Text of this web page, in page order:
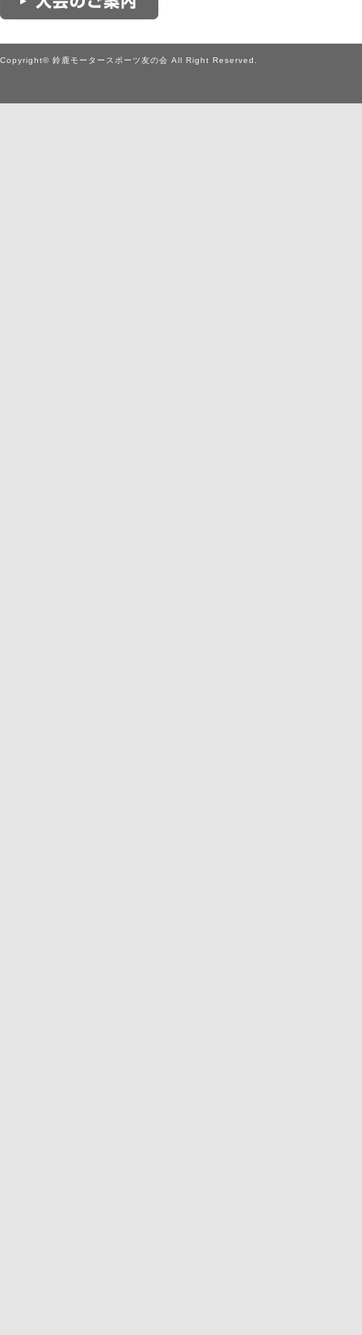
Copyright© 鈴鹿モータースポーツ友の会 All Right Reserved.